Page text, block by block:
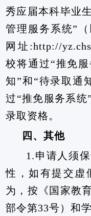
秀应届本科毕业
管理服务系统”
网址 :http://
校将通过“推免
知”和“待录取通
过“推免服务系统
录取资格。
四、其他
1.申请人须
性，如有提交虚
为，按《国家教
部令第33号）和